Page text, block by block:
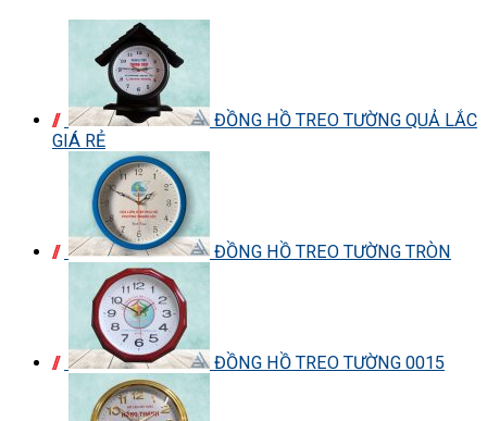
ĐỒNG HỒ TREO TƯỜNG QUẢ LẮC
GIÁ RẺ
ĐỒNG HỒ TREO TƯỜNG TRÒN
ĐỒNG HỒ TREO TƯỜNG 0015